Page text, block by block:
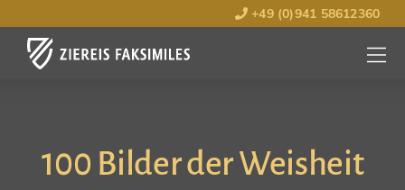
+49 (0)941 58612360
MENÜ
100 Bilder der Weisheit